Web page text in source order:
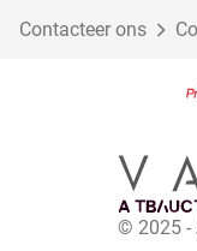
Contacteer ons
© 2025 -